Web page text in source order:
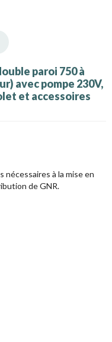
paroi 750 à
avec pompe 230V,
et accessoires
nécessaires à la mise en
de GNR.